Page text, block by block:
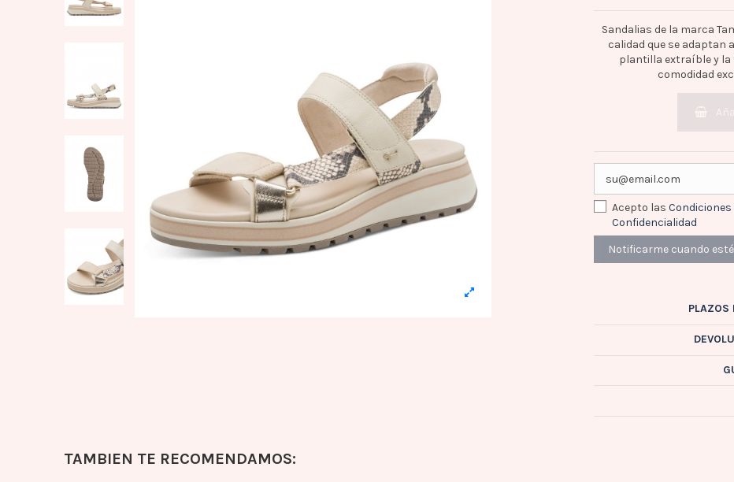
Sandalias de la marca
calidad que se adaptan
plantilla extraíble y la
comodidad
Acepto lasCondiciones
Confidencialidad
PLAZOS
TAMBIEN TE RECOMENDAMOS: